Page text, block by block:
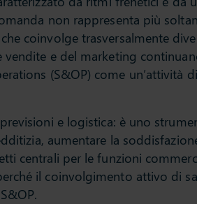
non rappresenta più
coinvolge trasversalmente
e del marketing
(S&OP) come un’attività
e logistica: è uno
aumentare la
centrali per le funzioni
il coinvolgimento attivo di